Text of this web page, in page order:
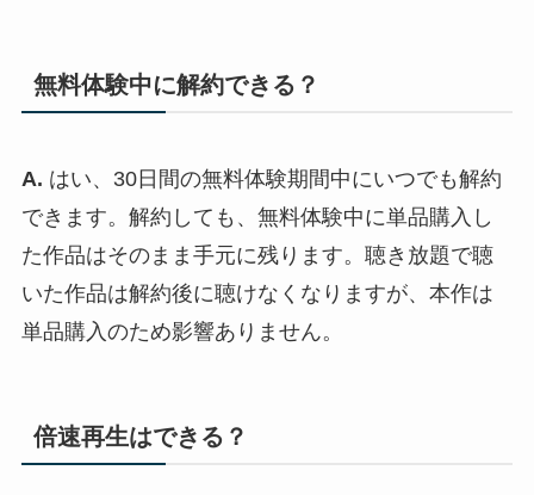
無料体験中に解約できる？
A. はい、30日間の無料体験期間中にいつでも解約
できます。解約しても、無料体験中に単品購入し
た作品はそのまま手元に残ります。聴き放題で聴
いた作品は解約後に聴けなくなりますが、本作は
単品購入のため影響ありません。
倍速再生はできる？